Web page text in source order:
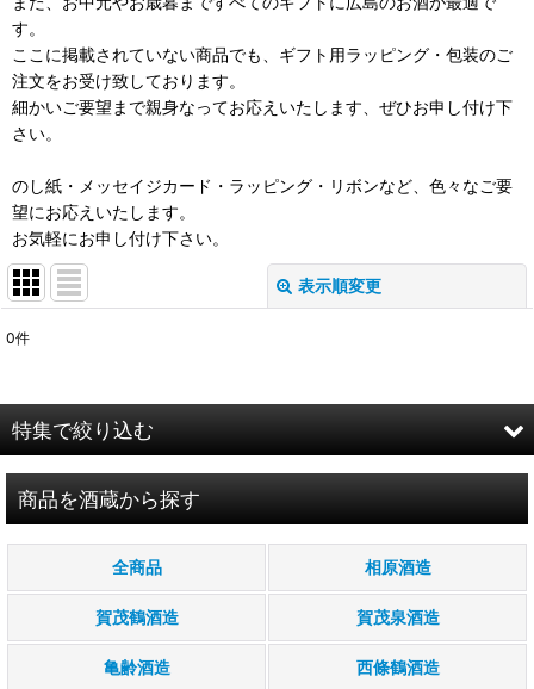
す。
ここに掲載されていない商品でも、ギフト用ラッピング・包装のご
注文をお受け致しております。
細かいご要望まで親身なってお応えいたします、ぜひお申し付け下
さい。
のし紙・メッセイジカード・ラッピング・リボンなど、色々なご要
望にお応えいたします。
お気軽にお申し付け下さい。
表示順変更
在庫あり
絞り込む
0件
特集で絞り込む
お試し商品
すべての商品見れます
季節限定のお酒
純米大吟醸酒
商品を酒蔵から探す
全商品 相原酒造
賀茂鶴酒造 賀茂泉酒造
亀齢酒造 西條鶴酒造